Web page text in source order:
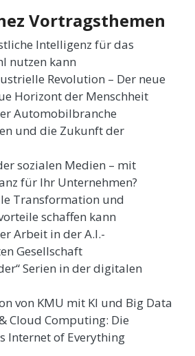
Vortragsthemen
Intelligenz für das
nutzen kann
Revolution – Der neue
Horizont der Menschheit
Automobilbranche
und die Zukunft der
sozialen Medien – mit
für Ihr Unternehmen?
Transformation und
schaffen kann
Arbeit in der A.I.-
Gesellschaft
Serien in der digitalen
von KMU mit KI und Big Data
Cloud Computing: Die
Internet of Everything